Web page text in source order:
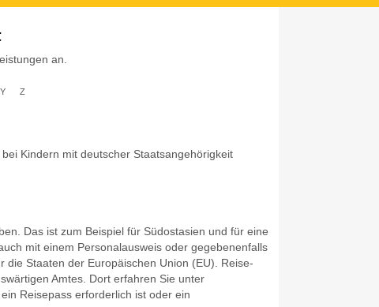
an.
Y Z
Kindern mit deutscher Staatsangehörigkeit
Das ist zum Beispiel für Südostasien und für eine
mit einem Personalausweis oder gegebenenfalls
die Staaten der Europäischen Union (EU). Reise-
Amtes. Dort erfahren Sie unter
Reisepass erforderlich ist oder ein